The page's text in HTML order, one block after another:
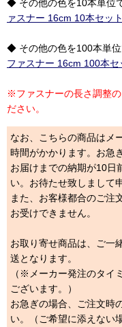
◆ その他の色を10本単
ァスナー 16cm 10本セッ
◆ その他の色を100本単
ファスナー 16cm 100本セ
※ファスナーの長さ調整
ださい。
なお、こちらの商品はメ
時間がかかります。お急
お届けまでの納期が10日
い。お待たせ致しまして
また、お客様都合のご注
お受けできません。
お取り寄せ商品は、ご一
送となります。
（※メーカー発注のタイ
ございます。）
お急ぎの場合、ご注文時
い。（ご希望に添えない